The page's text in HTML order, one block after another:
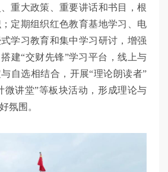
重大政策、重要讲话和书目，根
定期组织红色教育基地学习、电
学习教育和集中学习研讨，增强
建“交财先锋”学习平台，线上与
自选相结合，开展“理论朗读者”
微讲堂”等板块活动，形成理论与
氛围。